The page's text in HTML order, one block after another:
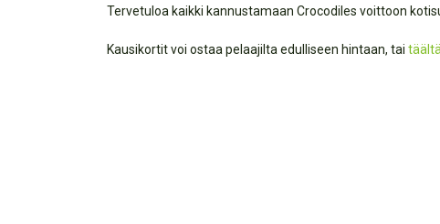
Tervetuloa kaikki kannustamaan Crocodiles voittoon
Kausikortit voi ostaa pelaajilta edulliseen hintaan, tai